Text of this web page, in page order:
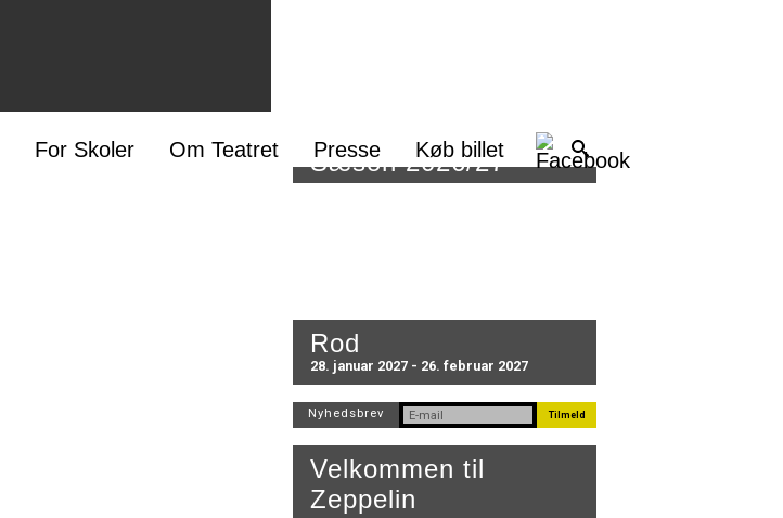
For Skoler Om Teatret Presse Køb billet
Sæson 2026/27
Rod
28. januar 2027 - 26. februar 2027
Nyhedsbrev
Velkommen til
Zeppelin